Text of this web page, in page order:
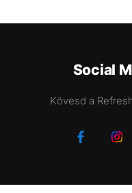
Social
Kövesd a